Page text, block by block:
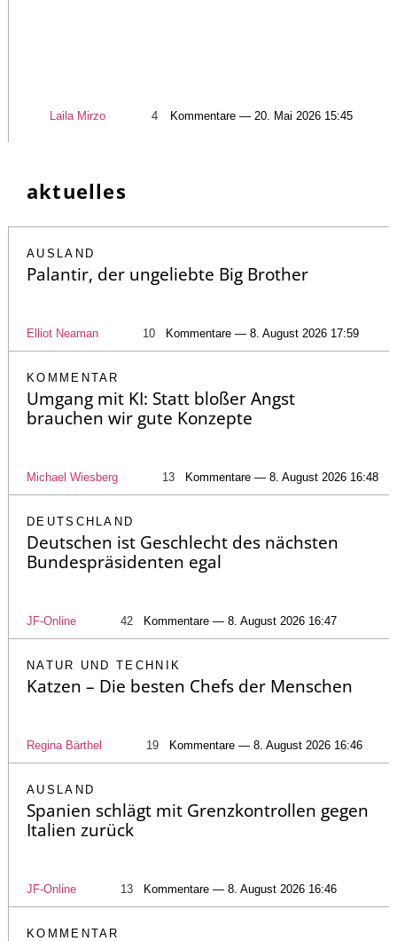
Laila Mirzo 4 Kommentare — 20. Mai 2026 15:45
aktuelles
AUSLAND
Palantir, der ungeliebte Big Brother
Elliot Neaman 10 Kommentare — 8. August 2026 17:59
KOMMENTAR
Umgang mit KI: Statt bloßer Angst
brauchen wir gute Konzepte
Michael Wiesberg 13 Kommentare — 8. August 2026 16:48
DEUTSCHLAND
Deutschen ist Geschlecht des nächsten
Bundespräsidenten egal
JF-Online 42 Kommentare — 8. August 2026 16:47
NATUR UND TECHNIK
Katzen – Die besten Chefs der Menschen
Regina Bärthel 19 Kommentare — 8. August 2026 16:46
AUSLAND
Spanien schlägt mit Grenzkontrollen gegen
Italien zurück
JF-Online 13 Kommentare — 8. August 2026 16:46
KOMMENTAR